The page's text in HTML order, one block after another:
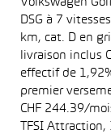
Volkswagen
DSG à 7
km, cat. D en
livraison inclus
effectif de
premier
CHF 244.39/
TFSI